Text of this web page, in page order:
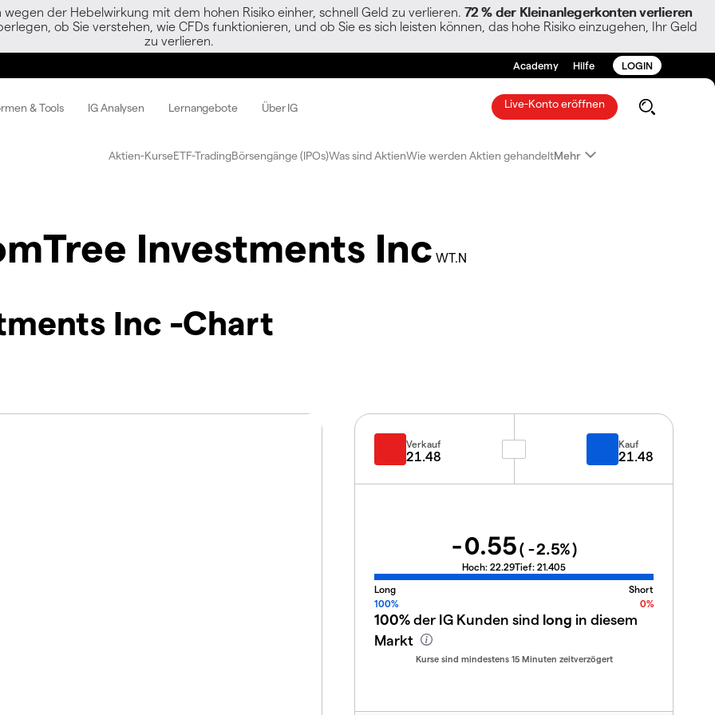
der Hebelwirkung mit dem hohen Risiko einher, schnell Geld zu verlieren. 72 % der Kleinanlegerkonten verlieren
ob Sie verstehen, wie CFDs funktionieren, und ob Sie es sich leisten können, das hohe Risiko einzugehen, Ihr Geld
zu verlieren.
Academy Hilfe LOGIN
& Tools IG Analysen Lernangebote Über IG Live-Konto eröffnen
Aktien-KurseETF-TradingBörsengänge (IPOs)Was sind AktienWie werden Aktien gehandeltMehr
Investments Inc WT.N
Inc -Chart
Verkauf
21.48
Kauf
21.48
-0.55( -2.5%)
Hoch: 22.29Tief: 21.405
Long
Short
100%
0%
100%der IG Kunden sind long in diesem
Markt
Kurse sind mindestens 15 Minuten zeitverzögert